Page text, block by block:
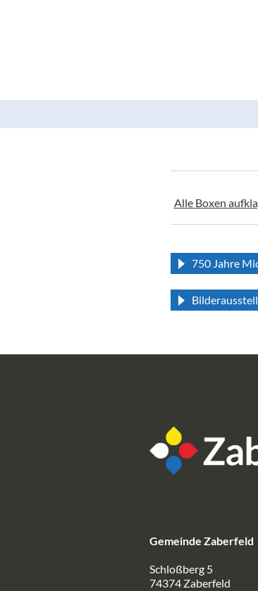
Alle Boxen
750 Jahre
Gemeinde Zaberfeld
Schloßberg 5
74374 Zaberfeld